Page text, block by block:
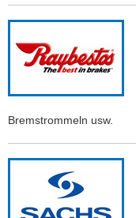
Bremstrommeln usw.